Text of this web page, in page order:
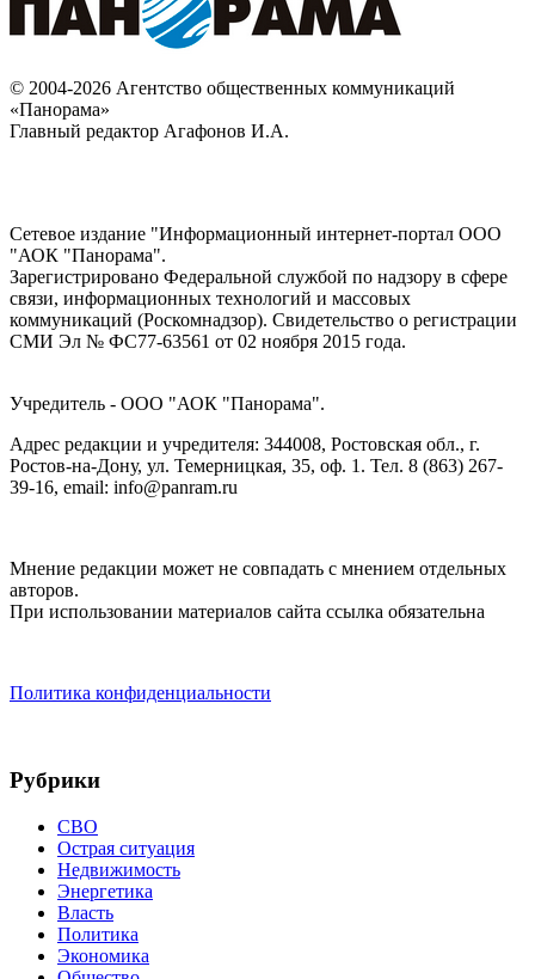
© 2004-2026 Агентство общественных коммуникаций
«Панорама»
Главный редактор Агафонов И.А.
Сетевое издание "Информационный интернет-портал ООО
"АОК "Панорама".
Зарегистрировано Федеральной службой по надзору в сфере
связи, информационных технологий и массовых
коммуникаций (Роскомнадзор). Cвидетельство о регистрации
СМИ Эл № ФС77-63561 от 02 ноября 2015 года.
Учредитель - ООО "АОК "Панорама".
Адрес редакции и учредителя: 344008, Ростовская обл., г.
Ростов-на-Дону, ул. Темерницкая, 35, оф. 1. Тел. 8 (863) 267-
39-16, email: info@panram.ru
Мнение редакции может не совпадать с мнением отдельных
авторов.
При использовании материалов сайта ссылка обязательна
Политика конфиденциальности
Рубрики
СВО
Острая ситуация
Недвижимость
Энергетика
Власть
Политика
Экономика